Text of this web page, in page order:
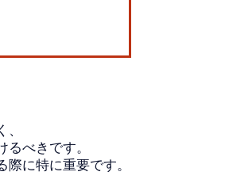
べきです。
に特に重要です。